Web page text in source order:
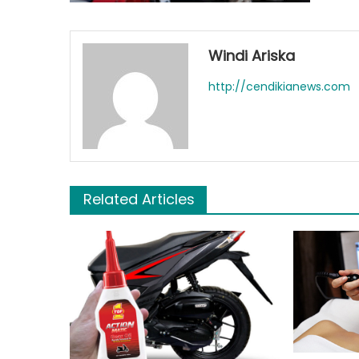
Windi Ariska
http://cendikianews.com
Related Articles